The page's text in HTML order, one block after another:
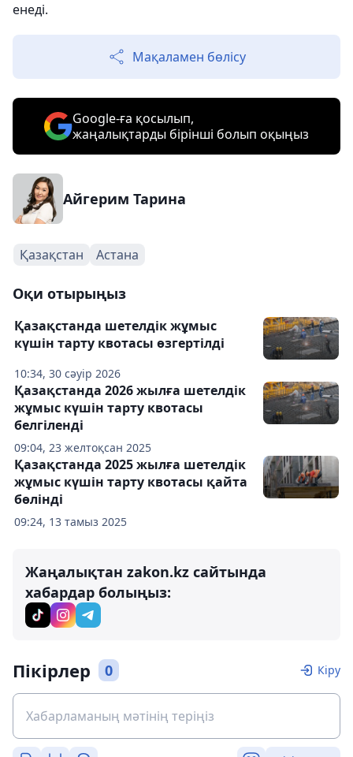
енеді.
Мақаламен бөлісу
Google-ға қосылып,
жаңалықтарды бірінші болып оқыңыз
Айгерим Тарина
Қазақстан Астана
Оқи отырыңыз
10:34, 30 сәуір 2026
Қазақстанда шетелдік жұмыс
күшін тарту квотасы өзгертілді
09:04, 23 желтоқсан 2025
Қазақстанда 2026 жылға шетелдік
жұмыс күшін тарту квотасы
белгіленді
09:24, 13 тамыз 2025
Қазақстанда 2025 жылға шетелдік
жұмыс күшін тарту квотасы қайта
бөлінді
Жаңалықтан zakon.kz сайтында
хабардар болыңыз:
Пікірлер 0 Кіру